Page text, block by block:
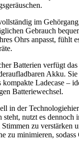
im
Gebrauch
Ohrs anpasst, fühlt
Batterien verfügt
Akku.
Ladecase –
Batteriewechsel.
in der
steht, nutzt es dennoch
zu verstärken
zu minimieren, sodass